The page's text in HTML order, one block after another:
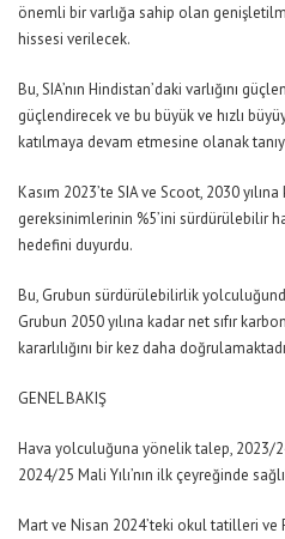
önemli bir varlığa sahip olan
hissesi verilecek.
Bu, SIA’nın Hindistan’daki varlığını
güçlendirecek ve bu büyük ve hızlı
katılmaya devam etmesine olanak
Kasım 2023’te SIA ve Scoot, 2030
gereksinimlerinin %5’ini sürdürülebilir
hedefini duyurdu.
Bu, Grubun sürdürülebilirlik
Grubun 2050 yılına kadar net sıfır
kararlılığını bir kez daha
GENEL BAKIŞ
Hava yolculuğuna yönelik talep, 2023/
2024/25 Mali Yılı’nın ilk çeyreğinde
Mart ve Nisan 2024’teki okul tatilleri ve